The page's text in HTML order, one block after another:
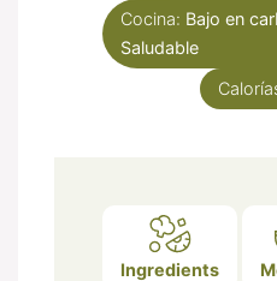
Cocina: Bajo en
Saludable
Ingredients